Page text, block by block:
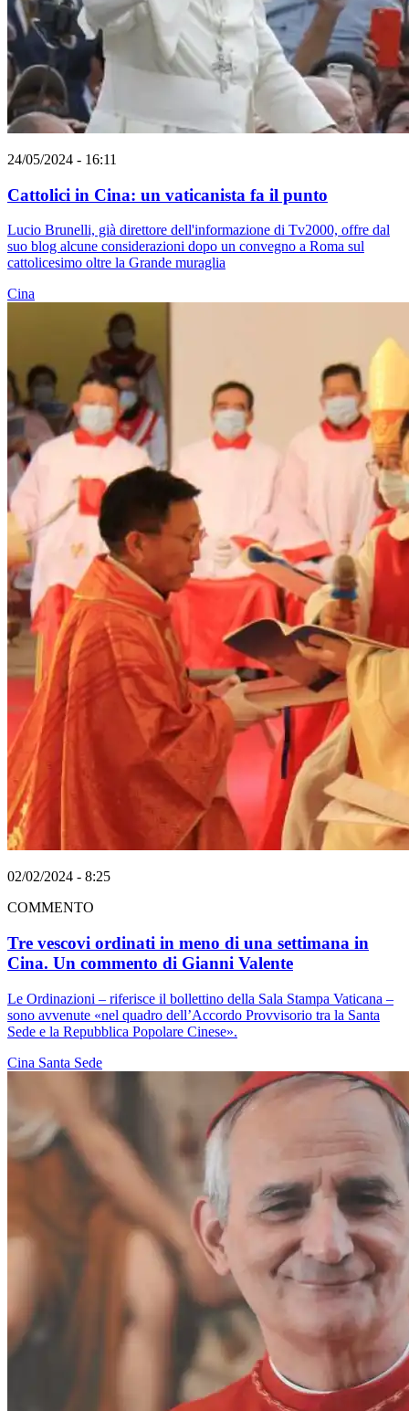
24/05/2024 - 16:11
Cattolici in Cina: un vaticanista fa il punto
Lucio Brunelli, già direttore dell'informazione di Tv2000, offre dal
suo blog alcune considerazioni dopo un convegno a Roma sul
cattolicesimo oltre la Grande muraglia
Cina
02/02/2024 - 8:25
COMMENTO
Tre vescovi ordinati in meno di una settimana in
Cina. Un commento di Gianni Valente
Le Ordinazioni – riferisce il bollettino della Sala Stampa Vaticana –
sono avvenute «nel quadro dell’Accordo Provvisorio tra la Santa
Sede e la Repubblica Popolare Cinese».
Cina Santa Sede